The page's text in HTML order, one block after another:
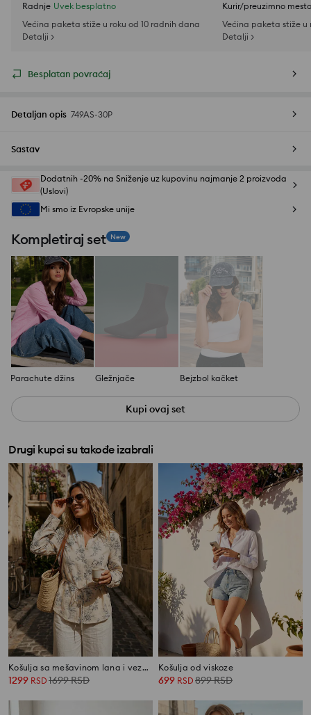
Radnje Uvek besplatno
Većina paketa stiže u roku od 10 radnih dana
Detalji >
Kurir/preuzimno mesto
Većina paketa stiže u
Detalji >
Besplatan povraćaj
Detaljan opis 749AS-30P
Sastav
Dodatnih -20% na Sniženje uz kupovinu najmanje 2 proizvoda
(Uslovi)
Mi smo iz Evropske unije
Kompletiraj set New
Parachute džins Gležnjače Bejzbol kačket
Kupi ovaj set
Drugi kupci su takođe izabrali
Košulja sa mešavinom lana i vezanjem na leđima
1299 RSD 1699RSD
Košulja od viskoze
699 RSD 899RSD